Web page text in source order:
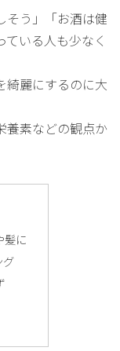
そう」「お酒は健
いる人も少なく
綺麗にするのに大
養素などの観点か
髪に
グ